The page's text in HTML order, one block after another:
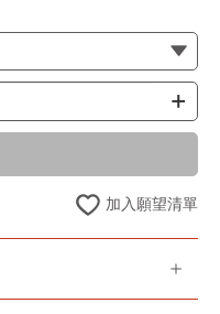
+
加入願望清單